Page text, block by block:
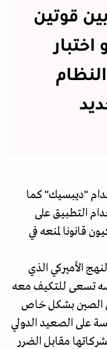
قوتين
"ديبسيك" كما
التطبيق على
قانونا لمنعه في
الأميركي الذي
تسعى للتكيف معه
الصين بشكل خاص
على الصعيد الدولي
مقابل الضرر